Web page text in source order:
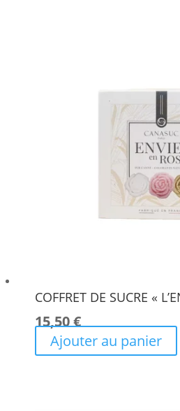
COFFRET DE SUCRE «
15,50€
Ajouter au panier